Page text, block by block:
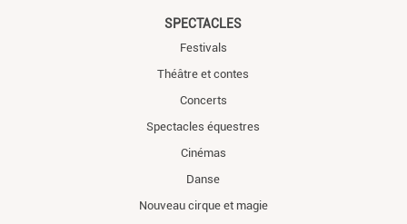
SPECTACLES
Festivals
Théâtre et contes
Concerts
Spectacles équestres
Cinémas
Danse
Nouveau cirque et magie